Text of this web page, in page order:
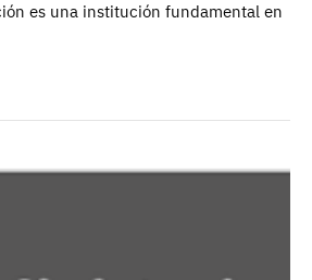
es una institución fundamental en